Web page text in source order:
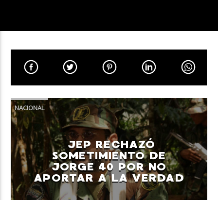
TÍTULO
ARTISTA
Neiva Estereo
NACIONAL
JEP RECHAZÓ
SOMETIMIENTO DE
JORGE 40 POR NO
APORTAR A LA VERDAD